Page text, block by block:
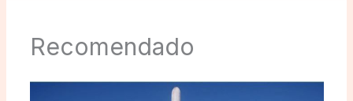
Recomendado